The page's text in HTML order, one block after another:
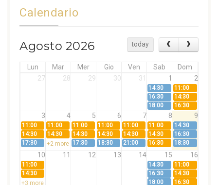
Calendario
Agosto 2026 today
Lun Mar Mer Gio Ven Sab
Dom
27
28 29 30 31 1 2
14:30
11:00
16:30
14:30
18:00
16:30
3 4 5 6 7 8 9
11:00 11:00 11:00 11:00 11:00 11:00
14:30
14:30
14:30 14:30 14:30 14:30 14:30
16:30
17:30
+2 more 17:30 18:30 21:00 16:30 18:30
10 11 12 13 14 15 16
11:00 14:30
11:00
14:30
16:30
14:30
+3 more
18:00 16:30